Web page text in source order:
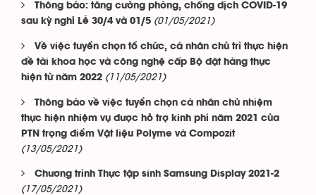
Thông báo: tăng cường phòng, chống dịch COVID-19
sau kỳ nghỉ Lễ 30/4 và 01/5 (01/05/2021)
Về việc tuyển chọn tổ chức, cá nhân chủ trì thực hiện
đề tài khoa học và công nghệ cấp Bộ đặt hàng thực
hiện từ năm 2022 (11/05/2021)
Thông báo về việc tuyển chọn cá nhân chủ nhiệm
thực hiện nhiệm vụ được hỗ trợ kinh phí năm 2021 của
PTN trọng điểm Vật liệu Polyme và Compozit
(13/05/2021)
Chương trình Thực tập sinh Samsung Display 2021-2
(17/05/2021)